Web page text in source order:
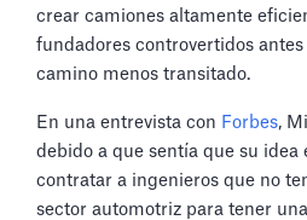
crear camiones altamente
fundadores controvertidos
camino menos transitado.
En una entrevista con Forbes,
debido a que sentía que su idea
contratar a ingenieros que no
sector automotriz para tener